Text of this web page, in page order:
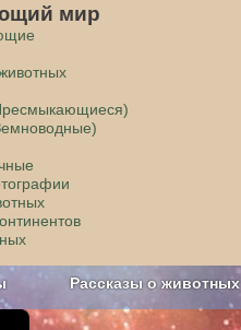
мир
Рассказы о животных
О проекте